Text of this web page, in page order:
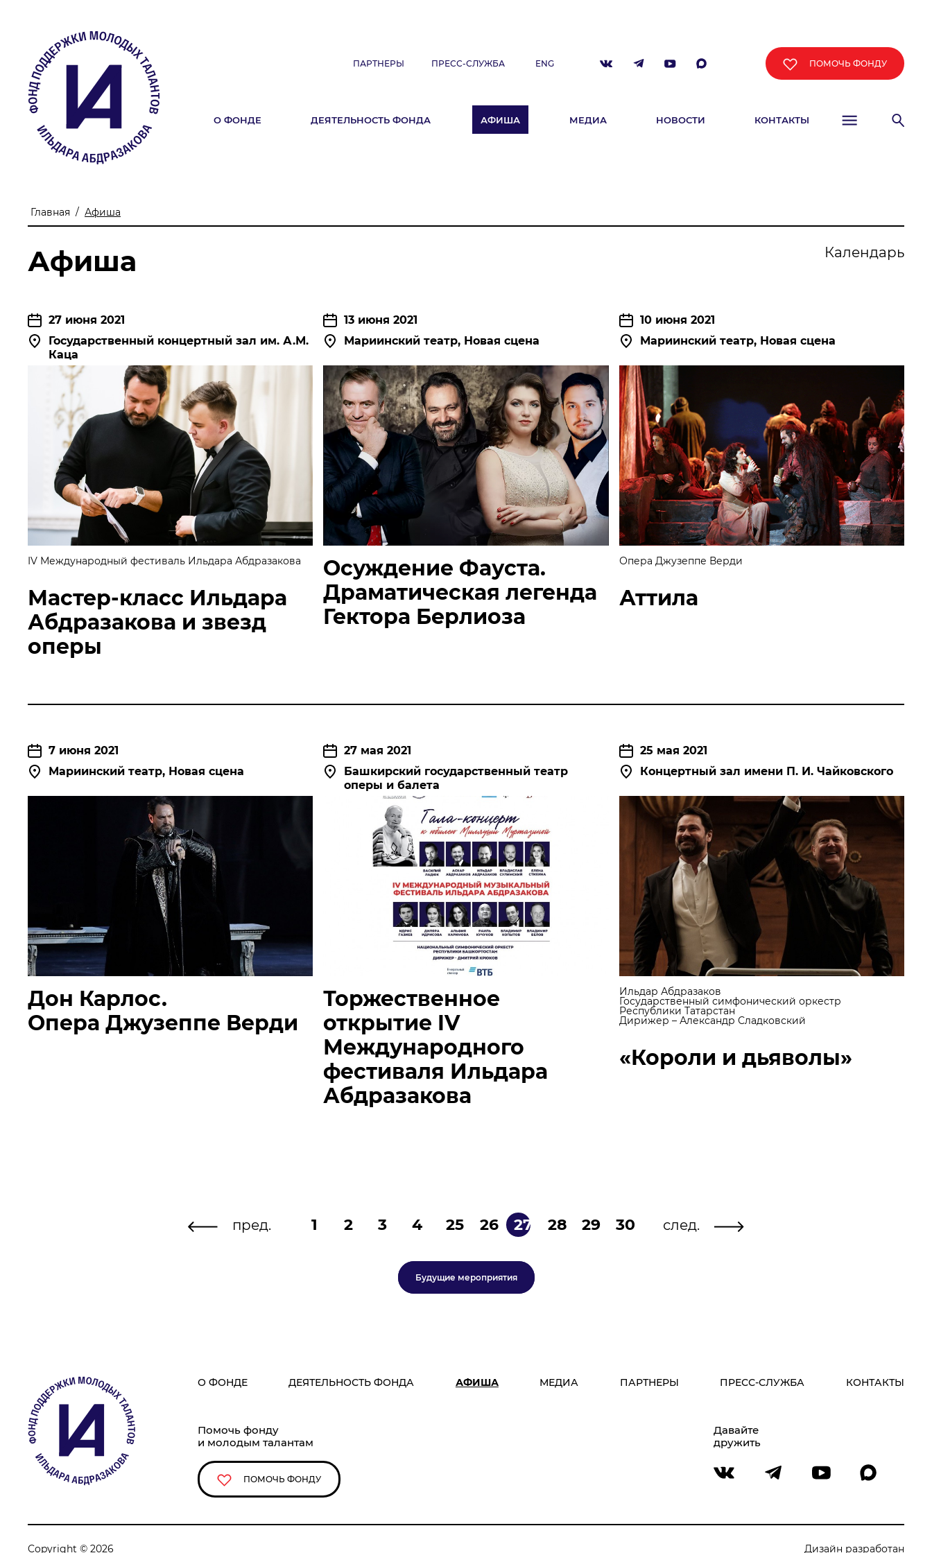
О ФОНДЕ
Учредители
Миссия
ДЕЯТЕЛЬНОСТЬ ФОНДА
МЕДИА НОВОСТИ ПАРТНЕРЫ
ПРЕСС-СЛУЖБА КОНТАКТЫ
+7 (915) 490-33-00
info@iafoundation.ru
109544, Россия, г. Москва, ул. Школьная, 27 стр. 1
ПОМОЧЬ ФОНДУ
ПАРТНЕРЫ ПРЕСС-СЛУЖБА ENG ПОМОЧЬ ФОНДУ
О ФОНДЕ ДЕЯТЕЛЬНОСТЬ ФОНДА АФИША МЕДИА НОВОСТИ КОНТАКТЫ
Главная / Афиша
Афиша Календарь
27 июня 2021
Государственный концертный зал им. А.М.
Каца
IV Международный фестиваль Ильдара Абдразакова
Мастер-класс Ильдара
Абдразакова и звезд
оперы
13 июня 2021
Мариинский театр, Новая сцена
Осуждение Фауста.
Драматическая легенда
Гектора Берлиоза
10 июня 2021
Мариинский театр, Новая сцена
Опера Джузеппе Верди
Аттила
7 июня 2021
Мариинский театр, Новая сцена
Дон Карлос.
Опера Джузеппе Верди
27 мая 2021
Башкирский государственный театр
оперы и балета
Торжественное
открытие IV
Международного
фестиваля Ильдара
Абдразакова
25 мая 2021
Концертный зал имени П. И. Чайковского
Ильдар Абдразаков
Государственный симфонический оркестр
Республики Татарстан
Дирижер – Александр Сладковский
«Короли и дьяволы»
пред. 1 2 3 4 25 26 27 28 29 30 след.
Будущие мероприятия
О ФОНДЕ ДЕЯТЕЛЬНОСТЬ ФОНДА АФИША МЕДИА ПАРТНЕРЫ ПРЕСС-СЛУЖБА КОНТАКТЫ
Помочь фонду
и молодым талантам
ПОМОЧЬ ФОНДУ
Давайте
дружить
Copyright © 2026 Дизайн разработан